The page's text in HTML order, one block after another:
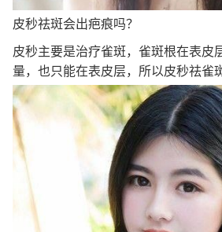
皮秒祛斑会出疤痕吗？
皮秒主要是治疗雀斑，雀斑根在表皮
量，也只能在表皮层，所以皮秒祛雀